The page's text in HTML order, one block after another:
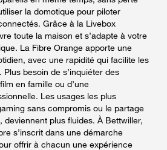
la domotique pour piloter
Grâce à la Livebox
toute la maison et s’adapte à votre
La Fibre Orange apporte une
avec une rapidité qui facilite les
besoin de s’inquiéter des
en famille ou d’une
Les usages les plus
sans compromis ou le partage
deviennent plus fluides. À Bettwiller,
s’inscrit dans une démarche
offrir à chacun une expérience